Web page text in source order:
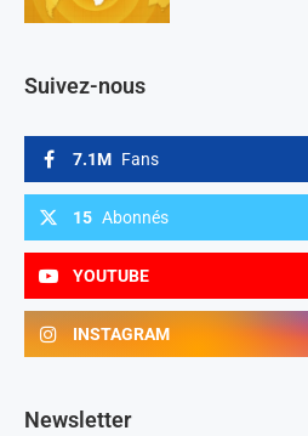
Suivez-nous
7.1M Fans
15 Abonnés
YOUTUBE
INSTAGRAM
Newsletter